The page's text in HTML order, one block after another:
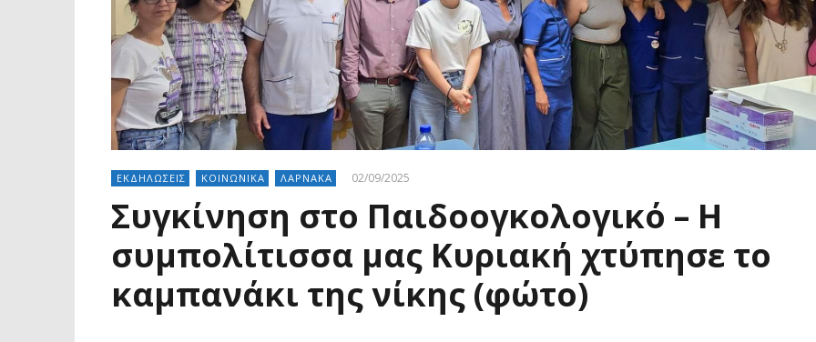
ΕΚΔΗΛΩΣΕΙΣ ΚΟΙΝΩΝΙΚΑ ΛΑΡΝΑΚΑ 02/09/2025
Συγκίνηση στο Παιδοογκολογικό – Η
συμπολίτισσα μας Κυριακή χτύπησε το
καμπανάκι της νίκης (φώτο)